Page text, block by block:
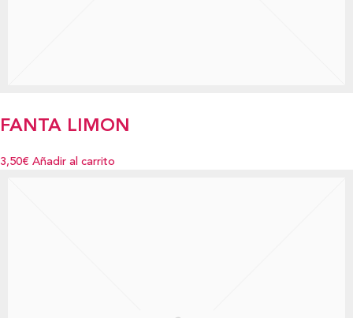
FANTA LIMON
3,50€ Añadir al carrito